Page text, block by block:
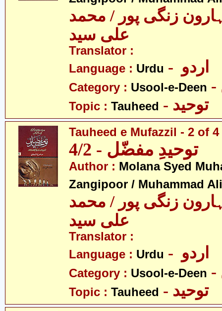
زنگی پور / محمد
علی سید
Translator :
Language : Urdu
Category : Usool-e-Deen
Topic : Tauheed - توحید
Tauheed e Mufazzil - 2 of 4
توحیدِ مفضّل - 4/2
Author : Molana Syed
Zangipoor / Muhammad
زنگی پور / محمد
علی سید
Translator :
Language : Urdu
Category : Usool-e-Deen
Topic : Tauheed - توحید